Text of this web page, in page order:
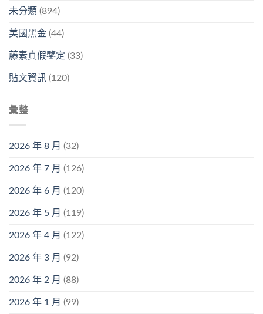
未分類 (894)
美國黑金 (44)
藤素真假鑒定 (33)
貼文資訊 (120)
彙整
2026 年 8 月 (32)
2026 年 7 月 (126)
2026 年 6 月 (120)
2026 年 5 月 (119)
2026 年 4 月 (122)
2026 年 3 月 (92)
2026 年 2 月 (88)
2026 年 1 月 (99)